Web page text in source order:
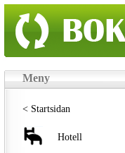
Meny
< Startsidan
Hotell